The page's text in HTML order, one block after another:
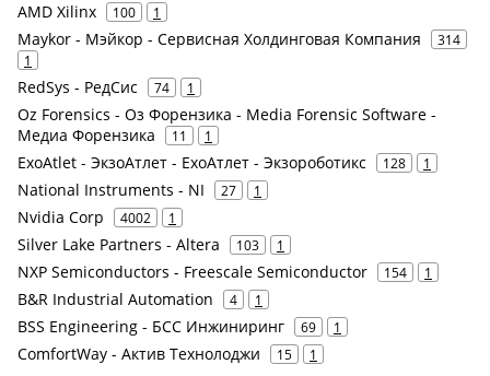
AMD Xilinx 100 1
Maykor - Мэйкор - Сервисная Холдинговая Компания
314
1
RedSys - РедСис 74 1
Oz Forensics - Оз Форензика - Media Forensic Software -
Медиа Форензика
11 1
ExoAtlet - ЭкзоАтлет - ExoАтлет - Экзороботикс 128 1
National Instruments - NI 27 1
Nvidia Corp 4002 1
Silver Lake Partners - Altera 103 1
NXP Semiconductors - Freescale Semiconductor 154 1
B&R Industrial Automation 4 1
BSS Engineering - БСС Инжиниринг 69 1
ComfortWay - Актив Технолоджи 15 1